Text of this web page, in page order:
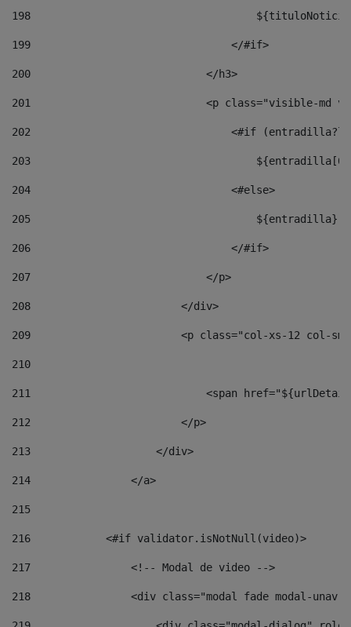
198
199
                                </#if>
200
                            </h3>
201
<p class="visible-md
202
<#if
203
204
                                <#else>
205
                                    ${entradilla}
206
                                </#if>
207
                            </p>
208
                        </div>
209
<p class="col-xs-12 col-
210
211
<span
212
                        </p>
213
                    </div>
214
                </a>
215
216
            <#if validator.isNotNull(video)>
217
                <!-- Modal de video -->
218
<div class="modal fade modal-